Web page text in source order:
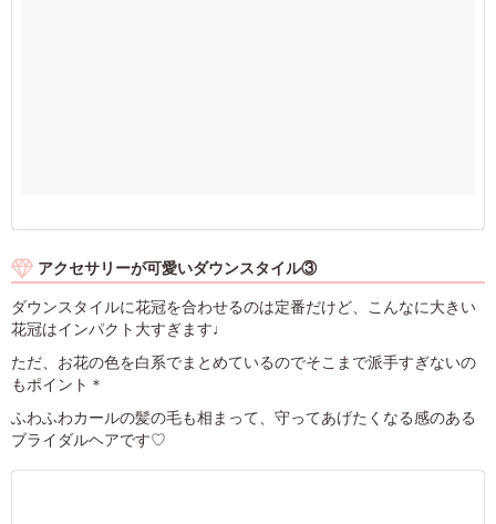
アクセサリーが可愛いダウンスタイル③
ダウンスタイルに花冠を合わせるのは定番だけど、こんなに大きい
花冠はインパクト大すぎます♩
ただ、お花の色を白系でまとめているのでそこまで派手すぎないの
もポイント＊
ふわふわカールの髪の毛も相まって、守ってあげたくなる感のある
ブライダルヘアです♡